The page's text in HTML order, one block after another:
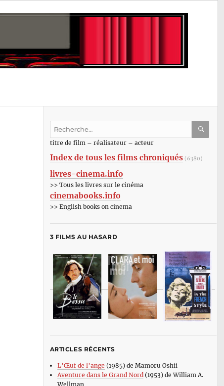
Recherche
:titre de film – réalisateur – acteur
Index de tous les films chroniqués (6380)
livres-cinema.info
>> Tous les livres sur le cinéma
cinemabooks.info
>> English books on cinema
3 FILMS AU HASARD
ARTICLES RÉCENTS
L’Œuf de l’ange (1985) de Mamoru Oshii
Aventure dans le Grand Nord(1953) de William A.
Wellman